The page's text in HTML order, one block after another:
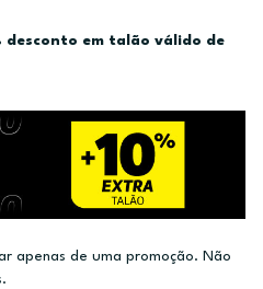
desconto em talão válido de
apenas de uma promoção. Não